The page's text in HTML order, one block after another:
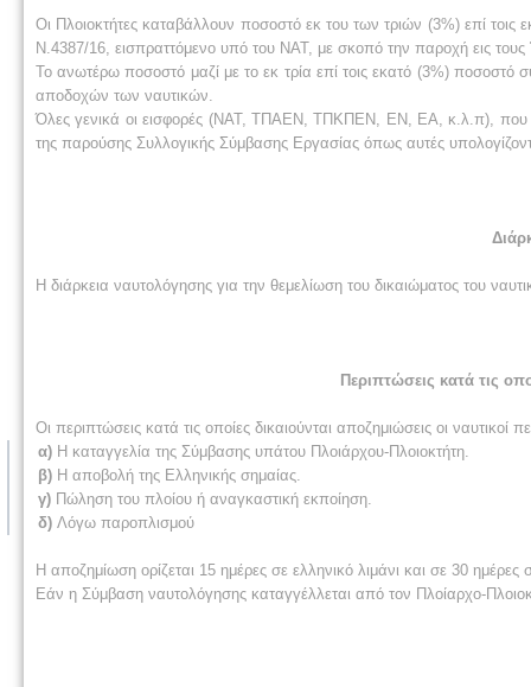
Οι Πλοιοκτήτες καταβάλλουν ποσοστό εκ του των τριών (3%) επί
Ν.4387/16, εισπραττόμενο υπό του NAT, με σκοπό την παροχή εις τους
Το ανωτέρω ποσοστό μαζί με το εκ τρία επί τοις εκατό (3%) ποσοστό
αποδοχών των ναυτικών.
Όλες γενικά οι εισφορές (NAT, ΤΠΑΕΝ, ΤΠΚΠΕΝ, ΕΝ, ΕΑ, κ.λ.π), που
της παρούσης Συλλογικής Σύμβασης Εργασίας όπως αυτές
Η διάρκεια ναυτολόγησης για την θεμελίωση του δικαιώματος του
Περιπτώσεις κατά τις
Οι περιπτώσεις κατά τις οποίες δικαιούνται αποζημιώσεις οι
α) Η καταγγελία της Σύμβασης υπάτου Πλοιάρχου-Πλοιοκτήτη.
β) Η αποβολή της Ελληνικής σημαίας.
γ) Πώληση του πλοίου ή αναγκαστική εκποίηση.
δ) Λόγω παροπλισμού
Η αποζημίωση ορίζεται 15 ημέρες σε ελληνικό λιμάνι και σε 30 ημέρες
Εάν η Σύμβαση ναυτολόγησης καταγγέλλεται από τον Πλοίαρχο-